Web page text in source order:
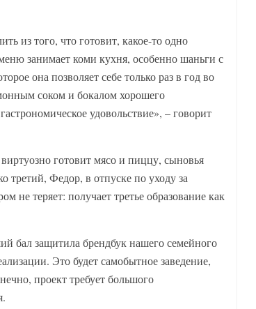
из того, что готовит, какое-то одно
занимает коми кухня, особенно шаньги с
она позволяет себе только раз в год во
соком и бокалом хорошего
удовольствие», – говорит
готовит мясо и пиццу, сыновья
третий, Федор, в отпуске по уходу за
не теряет: получает третье образование как
бал защитила брендбук нашего семейного
Это будет самобытное заведение,
проект требует большого